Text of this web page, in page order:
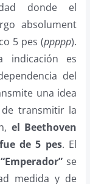
donde el
absolument
5 pes (ppppp).
indicación es
del
una idea
transmitir la
el Beethoven
de 5 pes. El
se
medida y de